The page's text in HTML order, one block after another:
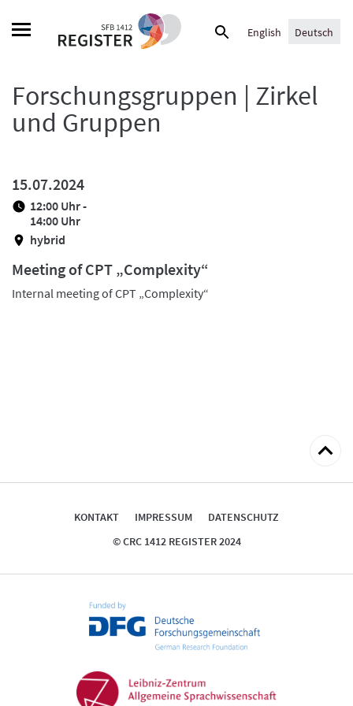
Suche
English Deutsch
Forschungsgruppen | Zirkel
und Gruppen
15.07.2024
12:00 Uhr -
14:00 Uhr
hybrid
Meeting of CPT „Complexity“
Internal meeting of CPT „Complexity“
zum
KONTAKT IMPRESSUM
DATENSCHUTZ
© CRC 1412 REGISTER 2024